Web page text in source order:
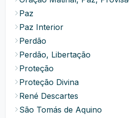
Paz
Paz Interior
Perdão
Perdão, Libertação
Proteção
Proteção Divina
René Descartes
São Tomás de Aquino